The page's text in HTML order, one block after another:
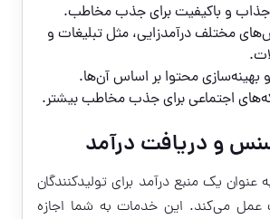
جذاب و باکیفیت برای جذب مخاطب.
مختلف درآمدزایی، مثل تبلیغات و
بهینه‌سازی محتوا بر اساس آن‌ها.
اجتماعی برای جذب مخاطب بیشتر.
و دریافت درآمد
یک منبع درآمد برای تولیدکنندگان
عمل می‌کند. این خدمات به شما اجازه